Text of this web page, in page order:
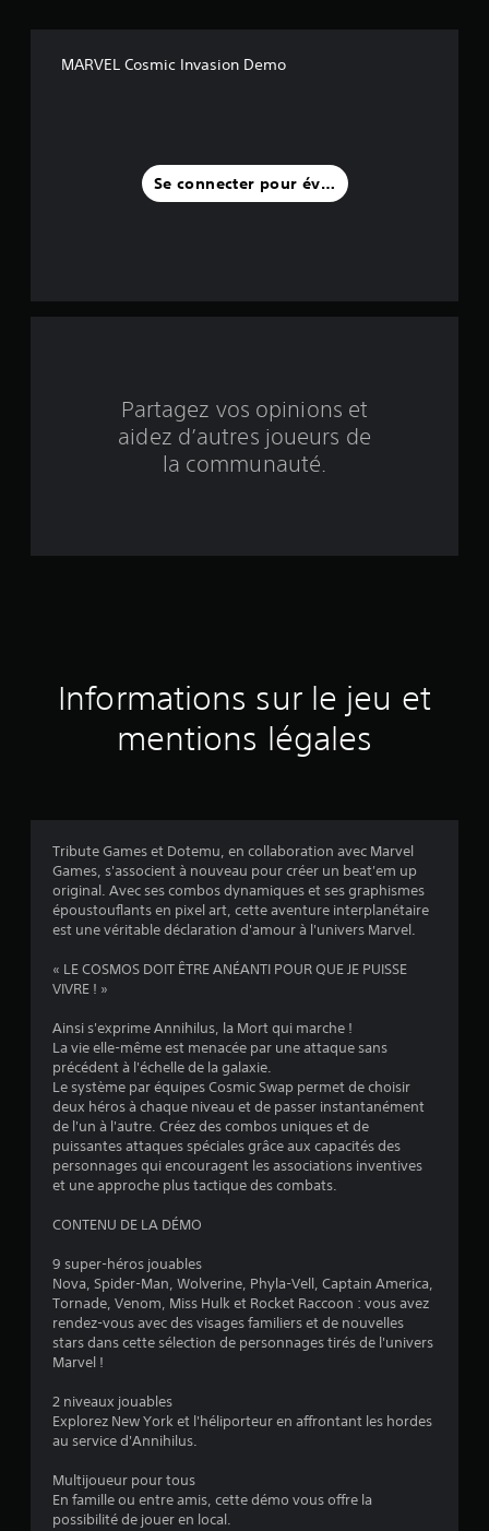
l
i
é
u
9
8
2
é
v
u
a
t
n
s
MARVEL Cosmic Invasion Demo
Se connecter pour évaluer
Partagez vos opinions et
aidez d’autres joueurs de
la communauté.
Informations sur le jeu et
mentions légales
Tribute Games et Dotemu, en collaboration avec Marvel
Games, s'associent à nouveau pour créer un beat'em up
original. Avec ses combos dynamiques et ses graphismes
époustouflants en pixel art, cette aventure interplanétaire
est une véritable déclaration d'amour à l'univers Marvel.
« LE COSMOS DOIT ÊTRE ANÉANTI POUR QUE JE PUISSE
VIVRE ! »
Ainsi s'exprime Annihilus, la Mort qui marche !
La vie elle-même est menacée par une attaque sans
précédent à l'échelle de la galaxie.
Le système par équipes Cosmic Swap permet de choisir
deux héros à chaque niveau et de passer instantanément
de l'un à l'autre. Créez des combos uniques et de
puissantes attaques spéciales grâce aux capacités des
personnages qui encouragent les associations inventives
et une approche plus tactique des combats.
CONTENU DE LA DÉMO
9 super-héros jouables
Nova, Spider-Man, Wolverine, Phyla-Vell, Captain America,
Tornade, Venom, Miss Hulk et Rocket Raccoon : vous avez
rendez-vous avec des visages familiers et de nouvelles
stars dans cette sélection de personnages tirés de l'univers
Marvel !
2 niveaux jouables
Explorez New York et l'héliporteur en affrontant les hordes
au service d'Annihilus.
Multijoueur pour tous
En famille ou entre amis, cette démo vous offre la
possibilité de jouer en local.